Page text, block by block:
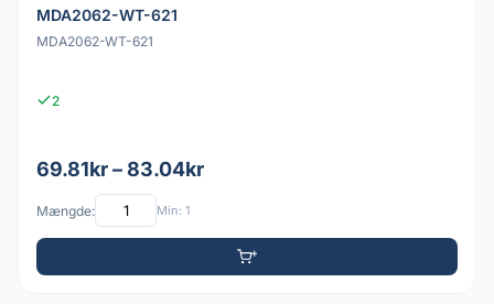
MDA2062-WT-621
MDA2062-WT-621
2
69.81kr – 83.04kr
Mængde: Min: 1